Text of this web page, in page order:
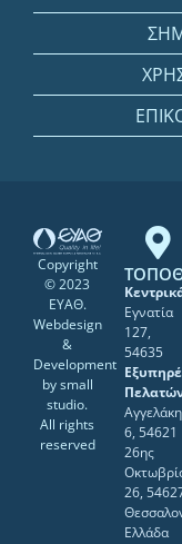
Copyright
© 2023
ΕΥΑΘ.
Webdesign
&
Development
bysmall
studio.
All rights
reserved
Εγνατία
127,
54635
Αγγελάκη
6, 54621
26ης
26,
Ελλάδα